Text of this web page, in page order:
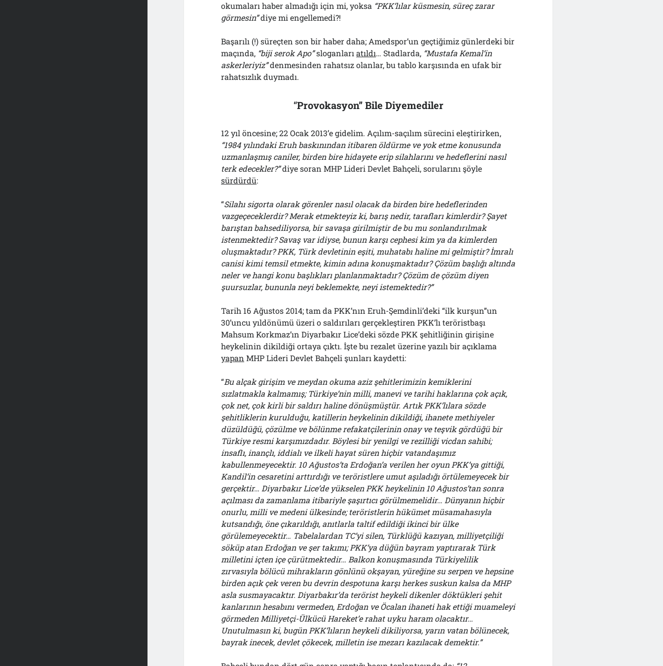
okumaları haber almadığı için mi, yoksa “PKK’lılar küsmesin, süreç zarar
görmesin”diye mi engellemedi?!
Başarılı (!) süreçten son bir haber daha; Amedspor’un geçtiğimiz günlerdeki bir
maçında, “biji serok Apo”sloganlarıatıldı… Stadlarda, “Mustafa Kemal’in
askerleriyiz”denmesinden rahatsız olanlar, bu tablo karşısında en ufak bir
rahatsızlık duymadı.
“Provokasyon” Bile Diyemediler
12 yıl öncesine; 22 Ocak 2013’e gidelim. Açılım-saçılım sürecini eleştirirken,
“1984 yılındaki Eruh baskınından itibaren öldürme ve yok etme konusunda
uzmanlaşmış caniler, birden bire hidayete erip silahlarını ve hedeflerini nasıl
terk edecekler?”diye soran MHP Lideri Devlet Bahçeli, sorularını şöyle
sürdürdü:
“Silahı sigorta olarak görenler nasıl olacak da birden bire hedeflerinden
vazgeçeceklerdir? Merak etmekteyiz ki, barış nedir, tarafları kimlerdir? Şayet
barıştan bahsediliyorsa, bir savaşa girilmiştir de bu mu sonlandırılmak
istenmektedir? Savaş var idiyse, bunun karşı cephesi kim ya da kimlerden
oluşmaktadır? PKK, Türk devletinin eşiti, muhatabı haline mi gelmiştir? İmralı
canisi kimi temsil etmekte, kimin adına konuşmaktadır? Çözüm başlığı altında
neler ve hangi konu başlıkları planlanmaktadır? Çözüm de çözüm diyen
şuursuzlar, bununla neyi beklemekte, neyi istemektedir?”
Tarih 16 Ağustos 2014; tam da PKK’nın Eruh-Şemdinli’deki “ilk kurşun”un
30’uncu yıldönümü üzeri o saldırıları gerçekleştiren PKK’lı teröristbaşı
Mahsum Korkmaz’ın Diyarbakır Lice’deki sözde PKK şehitliğinin girişine
heykelinin dikildiği ortaya çıktı. İşte bu rezalet üzerine yazılı bir açıklama
yapan MHP Lideri Devlet Bahçeli şunları kaydetti:
“Bu alçak girişim ve meydan okuma aziz şehitlerimizin kemiklerini
sızlatmakla kalmamış; Türkiye’nin milli, manevi ve tarihi haklarına çok açık,
çok net, çok kirli bir saldırı haline dönüşmüştür. Artık PKK’lılara sözde
şehitliklerin kurulduğu, katillerin heykelinin dikildiği, ihanete methiyeler
düzüldüğü, çözülme ve bölünme refakatçilerinin onay ve teşvik gördüğü bir
Türkiye resmi karşımızdadır. Böylesi bir yenilgi ve rezilliği vicdan sahibi;
insaflı, inançlı, iddialı ve ilkeli hayat süren hiçbir vatandaşımız
kabullenmeyecektir. 10 Ağustos’ta Erdoğan’a verilen her oyun PKK’ya gittiği,
Kandil’in cesaretini arttırdığı ve teröristlere umut aşıladığı örtülemeyecek bir
gerçektir… Diyarbakır Lice’de yükselen PKK heykelinin 10 Ağustos’tan sonra
açılması da zamanlama itibariyle şaşırtıcı görülmemelidir… Dünyanın hiçbir
onurlu, milli ve medeni ülkesinde; teröristlerin hükümet müsamahasıyla
kutsandığı, öne çıkarıldığı, anıtlarla taltif edildiği ikinci bir ülke
görülemeyecektir… Tabelalardan TC’yi silen, Türklüğü kazıyan, milliyetçiliği
söküp atan Erdoğan ve şer takımı; PKK’ya düğün bayram yaptırarak Türk
milletini içten içe çürütmektedir… Balkon konuşmasında Türkiyelilik
zırvasıyla bölücü mihrakların gönlünü okşayan, yüreğine su serpen ve hepsine
birden açık çek veren bu devrin despotuna karşı herkes suskun kalsa da MHP
asla susmayacaktır. Diyarbakır’da terörist heykeli dikenler döktükleri şehit
kanlarının hesabını vermeden, Erdoğan ve Öcalan ihaneti hak ettiği muameleyi
görmeden Milliyetçi-Ülkücü Hareket’e rahat uyku haram olacaktır…
Unutulmasın ki, bugün PKK’lıların heykeli dikiliyorsa, yarın vatan bölünecek,
bayrak inecek, devlet çökecek, milletin ise mezarı kazılacak demektir.”